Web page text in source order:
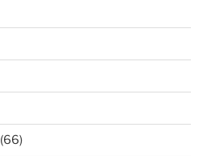
(66)